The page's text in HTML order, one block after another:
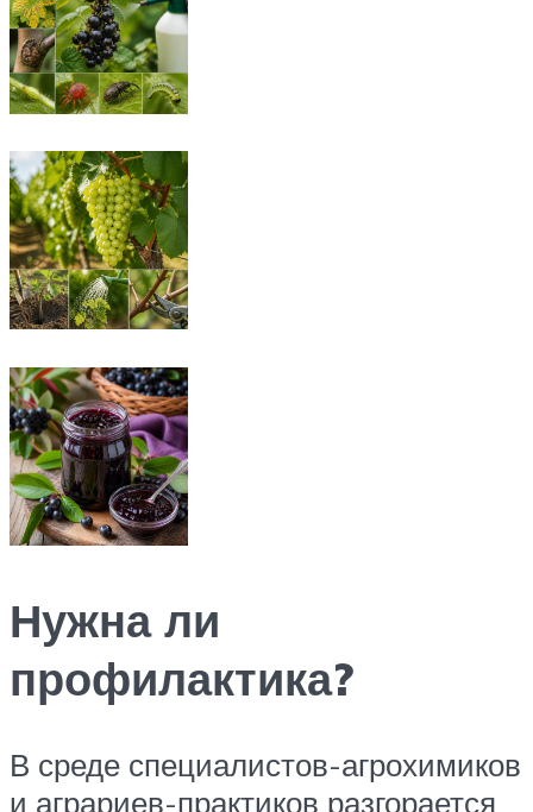
Нужна ли
профилактика?
В среде специалистов-агрохимиков
и аграриев-практиков разгорается